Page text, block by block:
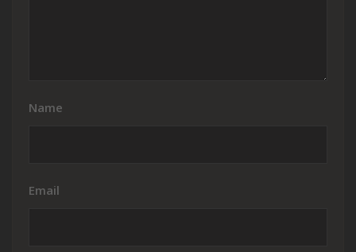
Name
Email